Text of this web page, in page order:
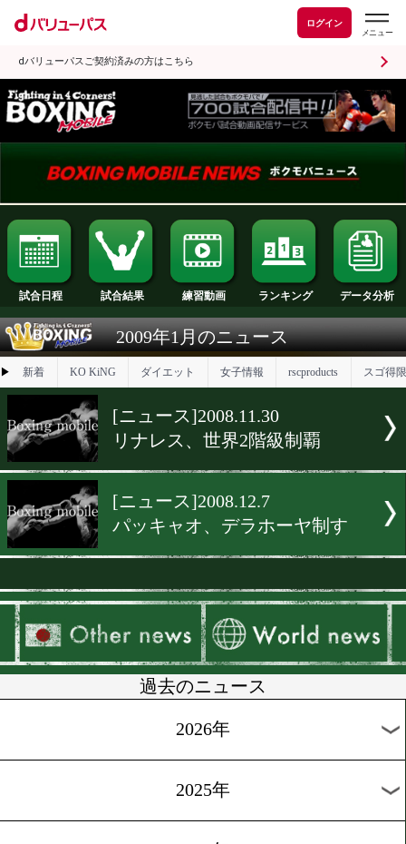
ログイン
dバリューパスご契約済みの方はこちら
試合日程 試合結果 練習動画 ランキング
2009年1月のニュース
▶ 新着 KO KiNG ダイエット 女子情報
[ニュース]2008.11.30
リナレス、世界2階級制覇
[ニュース]2008.12.7
パッキャオ、デラホーヤ制
過去のニュース